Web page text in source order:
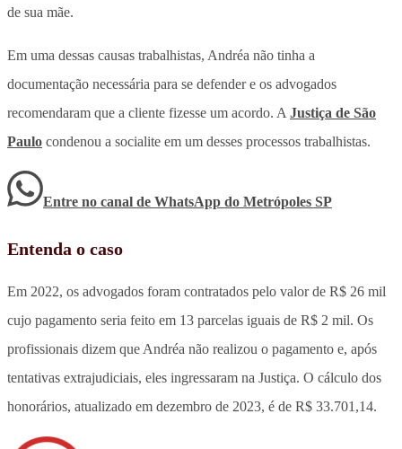
de sua mãe.
Em uma dessas causas trabalhistas, Andréa não tinha a
documentação necessária para se defender e os advogados
recomendaram que a cliente fizesse um acordo. A Justiça de São
Paulo condenou a socialite em um desses processos trabalhistas.
Entre no canal de WhatsApp do Metrópoles SP
Entenda o caso
Em 2022, os advogados foram contratados pelo valor de R$ 26 mil
cujo pagamento seria feito em 13 parcelas iguais de R$ 2 mil. Os
profissionais dizem que Andréa não realizou o pagamento e, após
tentativas extrajudiciais, eles ingressaram na Justiça. O cálculo dos
honorários, atualizado em dezembro de 2023, é de R$ 33.701,14.